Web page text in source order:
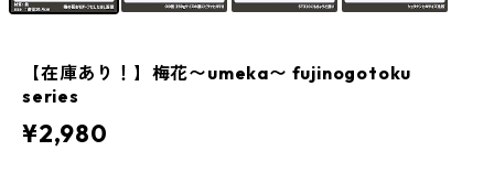
【在庫あり！】梅花〜umeka〜 fujinogotoku
series
¥2,980